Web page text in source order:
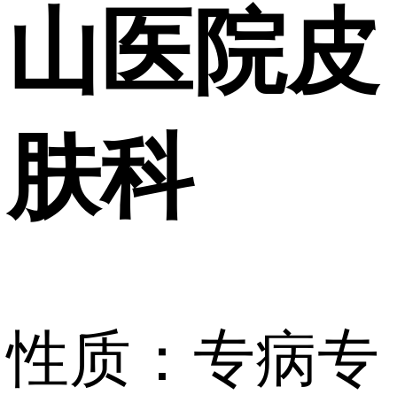
山医院皮
肤科
性质：专病专